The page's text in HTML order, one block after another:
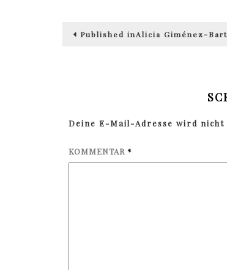
Beitragsnavigation
Published inAlicia Giménez-
Deine E-Mail-Adresse wird
KOMMENTAR *